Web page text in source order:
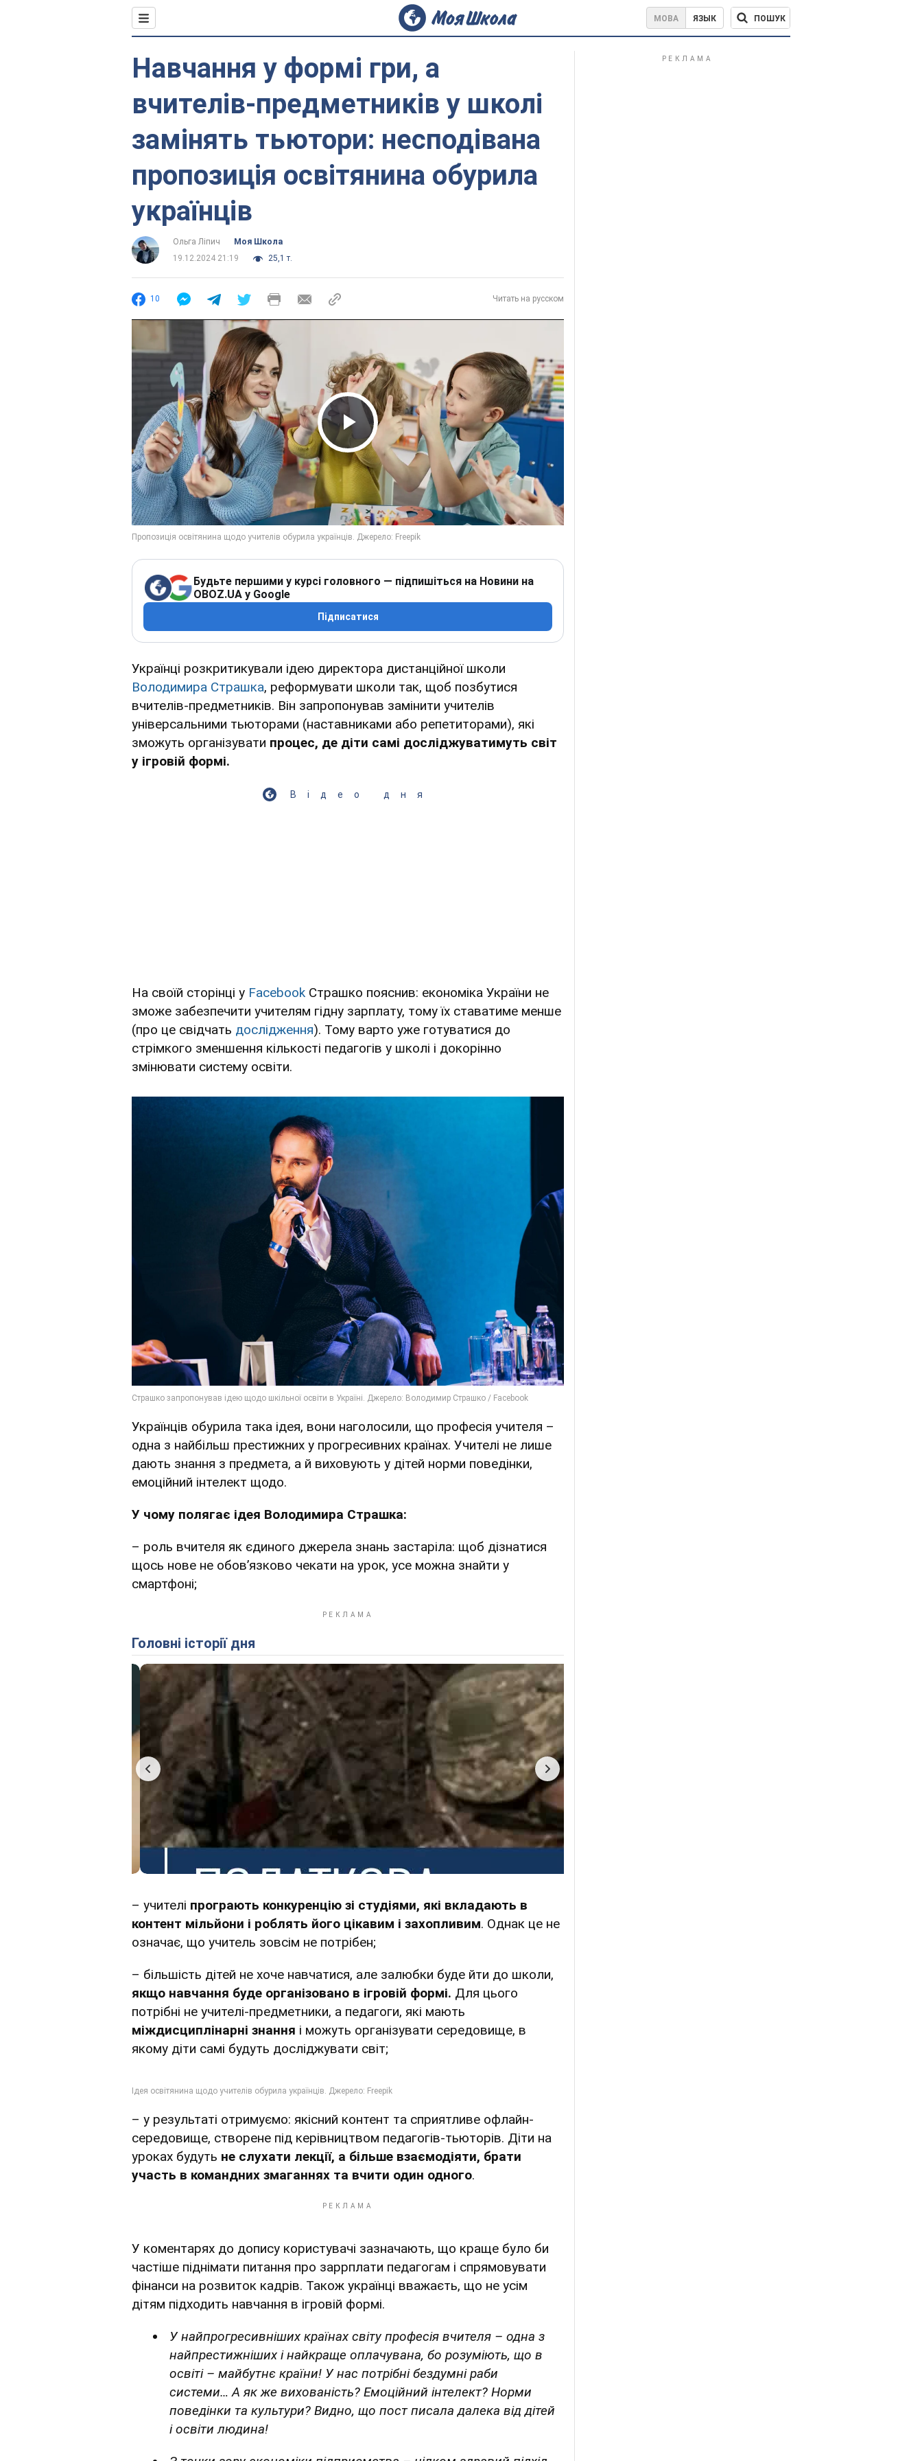
МОВА ЯЗЫК ПОШУК
Навчання у формі гри, а
вчителів-предметників у школі
замінять тьютори: несподівана
пропозиція освітянина обурила
українців
Ольга Ліпич
Моя Школа
19.12.2024 21:19
25,1 т.
10 Читать на русском
Play Video
Будьте першими у курсі головного — підпишіться на Новини на
OBOZ.UA у Google
Підписатися
Українці розкритикували ідею директора дистанційної школи
Володимира Страшка, реформувати школи так, щоб позбутися
вчителів-предметників. Він запропонував замінити учителів
універсальними тьюторами (наставниками або репетиторами), які
зможуть організувати процес, де діти самі досліджуватимуть світ
у ігровій формі.
Відео дня
На своїй сторінці у Facebook Страшко пояснив: економіка України не
зможе забезпечити учителям гідну зарплату, тому їх ставатиме менше
(про це свідчать дослідження). Тому варто уже готуватися до
стрімкого зменшення кількості педагогів у школі і докорінно
змінювати систему освіти.
Українців обурила така ідея, вони наголосили, що професія учителя –
одна з найбільш престижних у прогресивних країнах. Учителі не лише
дають знання з предмета, а й виховують у дітей норми поведінки,
емоційний інтелект щодо.
У чому полягає ідея Володимира Страшка:
– роль вчителя як єдиного джерела знань застаріла: щоб дізнатися
щось нове не обовʼязково чекати на урок, усе можна знайти у
смартфоні;
Головні історії дня
– учителі програють конкуренцію зі студіями, які вкладають в
контент мільйони і роблять його цікавим і захопливим. Однак це не
означає, що учитель зовсім не потрібен;
– більшість дітей не хоче навчатися, але залюбки буде йти до школи,
якщо навчання буде організовано в ігровій формі. Для цього
потрібні не учителі-предметники, а педагоги, які мають
міждисциплінарні знання і можуть організувати середовище, в
якому діти самі будуть досліджувати світ;
– у результаті отримуємо: якісний контент та сприятливе офлайн-
середовище, створене під керівництвом педагогів-тьюторів. Діти на
уроках будуть не слухати лекції, а більше взаємодіяти, брати
участь в командних змаганнях та вчити один одного.
У коментарях до допису користувачі зазначають, що краще було би
частіше піднімати питання про заррплати педагогам і спрямовувати
фінанси на розвиток кадрів. Також українці вважаєть, що не усім
дітям підходить навчання в ігровій формі.
У найпрогресивніших країнах світу професія вчителя – одна з
найпрестижніших і найкраще оплачувана, бо розуміють, що в
освіті – майбутнє країни! У нас потрібні бездумні раби
системи… А як же вихованість? Емоційний інтелект? Норми
поведінки та культури? Видно, що пост писала далека від дітей
і освіти людина!